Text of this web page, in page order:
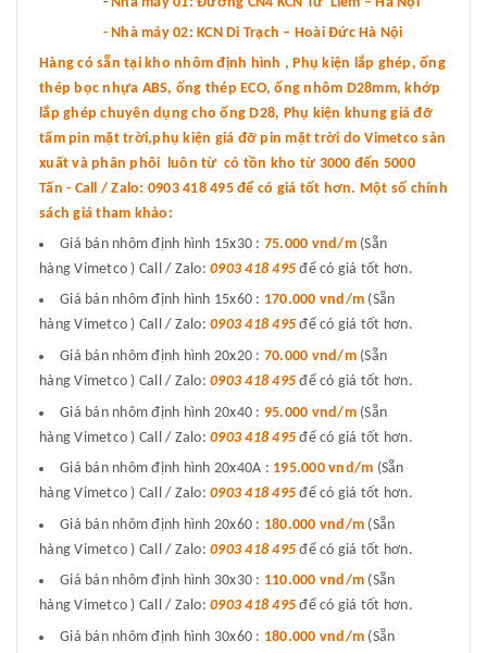
- Nhà máy 02: KCN Di Trạch – Hoài Đức Hà Nội
Hàng có sẵn tại kho nhôm định hình , Phụ kiện lắp ghép, ống
thép bọc nhựa ABS, ống thép ECO, ống nhôm D28mm, khớp
lắp ghép chuyên dụng cho ống D28, Phụ kiện khung giá đỡ
tấm pin mặt trời,phụ kiện giá đỡ pin mặt trời do Vimetco sản
xuất và phân phôi luôn từ có tồn kho từ 3000 đến 5000
Tấn - Call / Zalo: 0903 418 495 để có giá tốt hơn. Một số chính
sách giá tham khảo:
Giá bán nhôm định hình 15x30 : 75.000 vnd/m (Sẵn
hàng Vimetco ) Call / Zalo: 0903 418 495 để có giá tốt hơn.
Giá bán nhôm định hình 15x60 : 170.000 vnd/m (Sẵn
hàng Vimetco ) Call / Zalo: 0903 418 495 để có giá tốt hơn.
Giá bán nhôm định hình 20x20 : 70.000 vnd/m (Sẵn
hàng Vimetco ) Call / Zalo: 0903 418 495 để có giá tốt hơn.
Giá bán nhôm định hình 20x40 : 95.000 vnd/m (Sẵn
hàng Vimetco ) Call / Zalo: 0903 418 495 để có giá tốt hơn.
Giá bán nhôm định hình 20x40A : 195.000 vnd/m (Sẵn
hàng Vimetco ) Call / Zalo: 0903 418 495 để có giá tốt hơn.
Giá bán nhôm định hình 20x60 : 180.000 vnd/m (Sẵn
hàng Vimetco ) Call / Zalo: 0903 418 495 để có giá tốt hơn.
Giá bán nhôm định hình 30x30 : 110.000 vnd/m (Sẵn
hàng Vimetco ) Call / Zalo: 0903 418 495để có giá tốt hơn.
Giá bán nhôm định hình 30x60 : 180.000 vnd/m (Sẵn